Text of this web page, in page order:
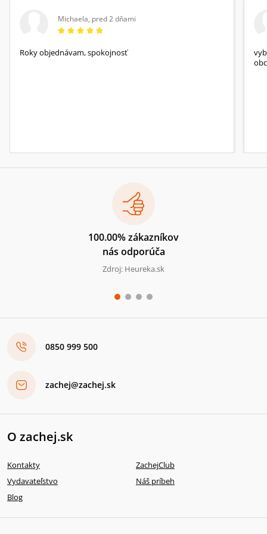
Michaela, pred 2 dňami
Roky objednávam, spokojnosť
100.00% zákazníkov
nás odporúča
Zdroj: Heureka.sk
0850 999 500
zachej@zachej.sk
O zachej.sk
Kontakty
ZachejClub
Vydavateľstvo
Náš príbeh
Blog